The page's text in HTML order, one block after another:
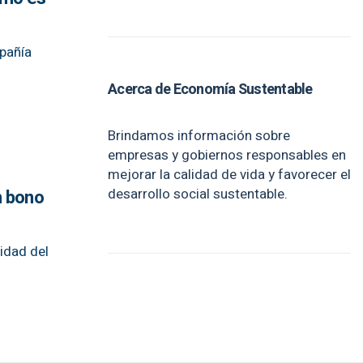
bono
del
Acerca de Economía Sustentable
Brindamos información sobre
empresas y gobiernos responsables en
mejorar la calidad de vida y favorecer el
desarrollo social sustentable.